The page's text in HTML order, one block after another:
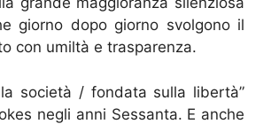
giorno dopo giorno svolgono il
con umiltà e trasparenza.
società / fondata sulla libertà”
negli anni Sessanta. E anche